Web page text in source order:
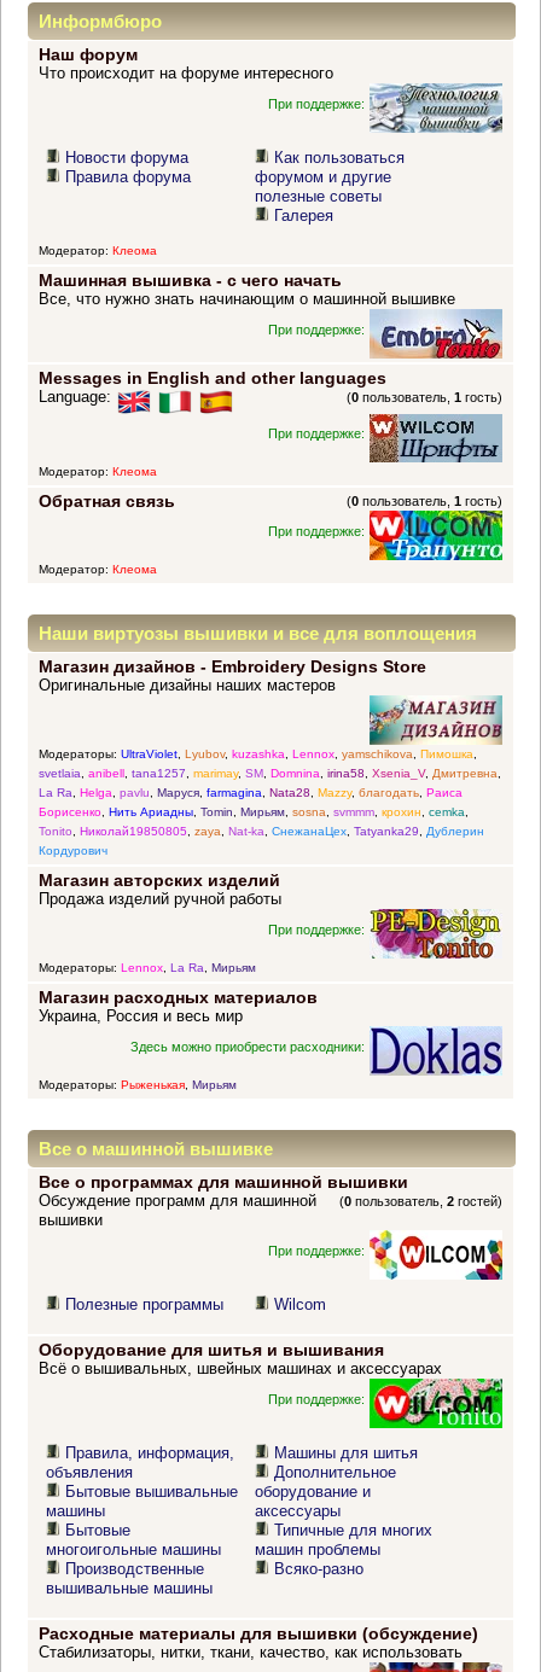
Информбюро
Наш форум
Что происходит на форуме интересного
При поддержке:
Новости форума
Правила форума
Как пользоваться
форумом и другие
полезные советы
Галерея
Модератор: Клеома
Машинная вышивка - с чего начать
Все, что нужно знать начинающим о машинной вышивке
При поддержке:
Messages in English and other languages
(0 пользователь,1 гость)
Language:
При поддержке:
Модератор: Клеома
Обратная связь (0 пользователь,1 гость)
При поддержке:
Модератор: Клеома
Наши виртуозы вышивки и все для воплощения
прекрасных идей
Магазин дизайнов - Embroidery Designs Store
Оригинальные дизайны наших мастеров
Модераторы: UltraViolet, Lyubov, kuzashka, Lennox, yamschikova, Пимошка,
svetlaia, anibell, tana1257, marimay, SM, Domnina, irina58, Xsenia_V, Дмитревна,
La Ra, Helga, pavlu, Маруся, farmagina, Nata28, Mazzy, благодать, Раиса
Борисенко, Нить Ариадны, Tomin, Мирьям, sosna, svmmm, крохин, cemka,
Tonito, Николай19850805, zaya, Nat-ka, СнежанаЦех, Tatyanka29, Дублерин
Кордурович
Магазин авторских изделий
Продажа изделий ручной работы
При поддержке:
Модераторы: Lennox, La Ra, Мирьям
Магазин расходных материалов
Украина, Россия и весь мир
Здесь можно приобрести расходники:
Модераторы: Рыженькая, Мирьям
Все о машинной вышивке
Все о программах для машинной вышивки
(0 пользователь,2 гостей)
Обсуждение программ для машинной
вышивки
При поддержке:
Полезные программы Wilcom
Оборудование для шитья и вышивания
Всё о вышивальных, швейных машинах и аксессуарах
При поддержке:
Правила, информация,
объявления
Бытовые вышивальные
машины
Бытовые
многоигольные машины
Производственные
вышивальные машины
Машины для шитья
Дополнительное
оборудование и
аксессуары
Типичные для многих
машин проблемы
Всяко-разно
Расходные материалы для вышивки (обсуждение)
Стабилизаторы, нитки, ткани, качество, как использовать